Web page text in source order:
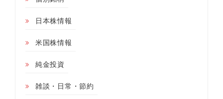
日本株情報
米国株情報
純金投資
雑談・日常・節約